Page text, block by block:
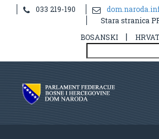
033 219-190
Stara stranica
BOSANSKI
|